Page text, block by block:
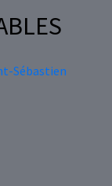
Sébastien